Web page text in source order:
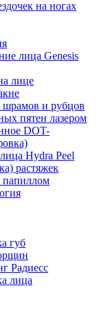
на ногах
лица Genesis
лице
шрамов и рубцов
пятен лазером
DOT-
Hydra Peel
растяжек
папиллом
губ
Радиесс
лица